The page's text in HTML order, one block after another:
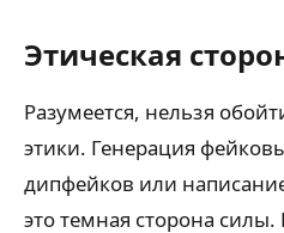
Этическая
Разумеется, нельзя
этики. Генерация
дипфейков или
это темная сторона силы.